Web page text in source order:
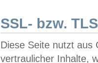
SSL- bzw.
Diese Seite nutzt aus
vertraulicher Inhalte,